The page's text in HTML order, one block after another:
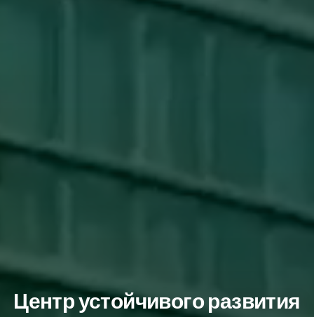
Центр устойчивого развития